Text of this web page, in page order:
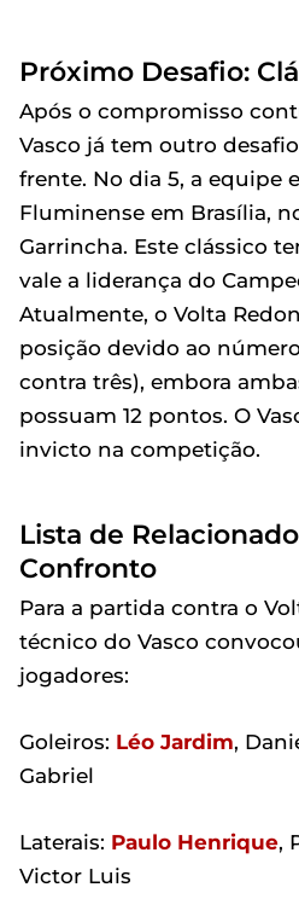
Próximo Desafio:
Após o compromisso
Vasco já tem outro
frente. No dia 5, a equipe
Fluminense em Brasília,
Garrincha. Este clássico
vale a liderança do
Atualmente, o Volta
posição devido ao
contra três), embora
possuam 12 pontos. O
invicto na competição.
Lista de
Confronto
Para a partida contra o
técnico do Vasco
jogadores:
Goleiros: Léo Jardim,
Gabriel
Laterais: Paulo Henrique,
Victor Luis